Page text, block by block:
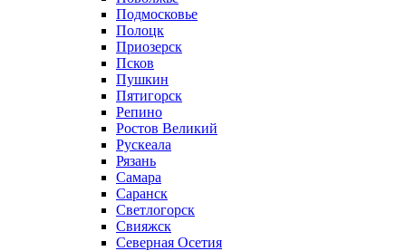
Подмосковье
Полоцк
Приозерск
Псков
Пушкин
Пятигорск
Репино
Ростов Великий
Рускеала
Рязань
Самара
Саранск
Светлогорск
Свияжск
Северная Осетия